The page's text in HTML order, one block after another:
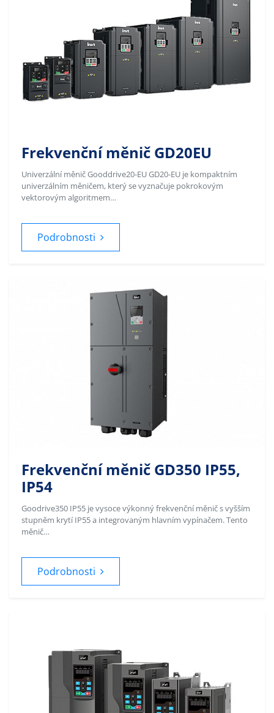
Frekvenční měnič GD20EU
Univerzální měnič Gooddrive20-EU GD20-EU je kompaktním
univerzálním měničem, který se vyznačuje pokrokovým
vektorovým algoritmem…
Podrobnosti
Frekvenční měnič GD350 IP55,
IP54
Goodrive350 IP55 je vysoce výkonný frekvenční měnič s vyšším
stupněm krytí IP55 a integrovaným hlavním vypínačem. Tento
měnič…
Podrobnosti